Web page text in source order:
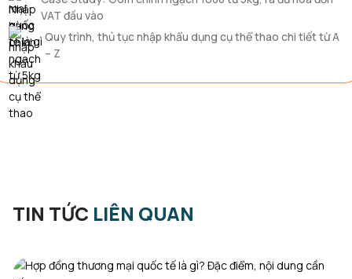
VAT đầu vào
Quy trình, thủ tục nhập khẩu dụng cụ thể thao chi tiết từ A
– Z
TIN TỨC LIÊN QUAN